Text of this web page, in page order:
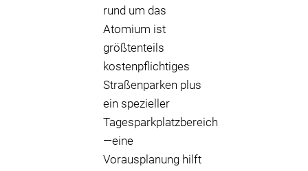
rund um das
Atomium ist
größtenteils
kostenpflichtiges
Straßenparken plus
ein spezieller
Tagesparkplatzbereich
—eine
Vorausplanung hilft